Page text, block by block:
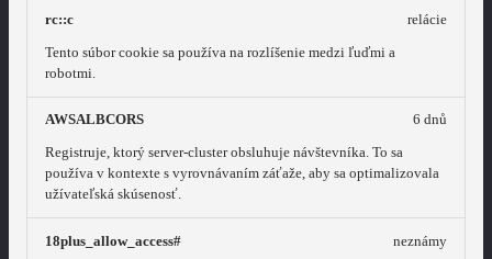
rc::c
Tento súbor cookie sa používa na rozlíšenie medzi ľuďmi a
robotmi.
relácie
AWSALBCORS
Registruje, ktorý server-cluster obsluhuje návštevníka. To sa
používa v kontexte s vyrovnávaním záťaže, aby sa optimalizovala
užívateľská skúsenosť.
6 dnů
18plus_allow_access# neznámy